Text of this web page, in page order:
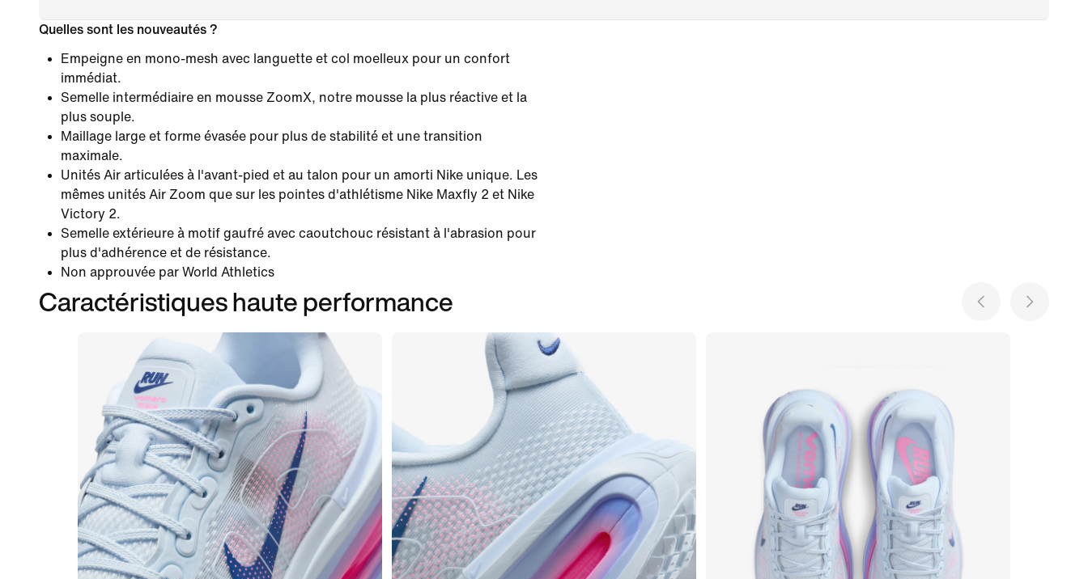
Quelles sont les nouveautés ?
Empeigne en mono-mesh avec languette et col moelleux pour un confort
immédiat.
Semelle intermédiaire en mousse ZoomX, notre mousse la plus réactive et la
plus souple.
Maillage large et forme évasée pour plus de stabilité et une transition
maximale.
Unités Air articulées à l'avant-pied et au talon pour un amorti Nike unique. Les
mêmes unités Air Zoom que sur les pointes d'athlétisme Nike Maxfly 2 et Nike
Victory 2.
Semelle extérieure à motif gaufré avec caoutchouc résistant à l'abrasion pour
plus d'adhérence et de résistance.
Non approuvée par World Athletics
Caractéristiques haute performance